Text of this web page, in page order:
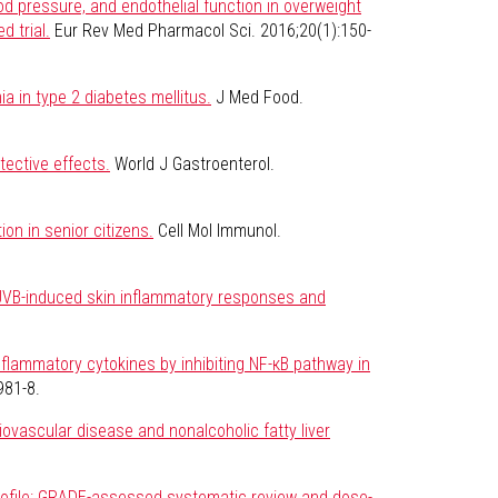
pressure, and endothelial function in overweight
trial. Eur Rev Med Pharmacol Sci. 2016;20(1):150-
in type 2 diabetes mellitus. J Med Food.
effects. World J Gastroenterol.
in senior citizens. Cell Mol Immunol.
induced skin inflammatory responses and
cytokines by inhibiting NF-κB pathway in
8.
disease and nonalcoholic fatty liver